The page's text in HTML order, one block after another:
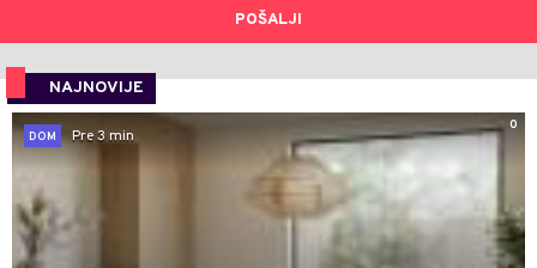
POŠALJI
NAJNOVIJE
0
DOM
Pre 3 min